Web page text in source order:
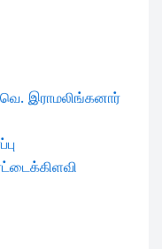
இராமலிங்கனார்